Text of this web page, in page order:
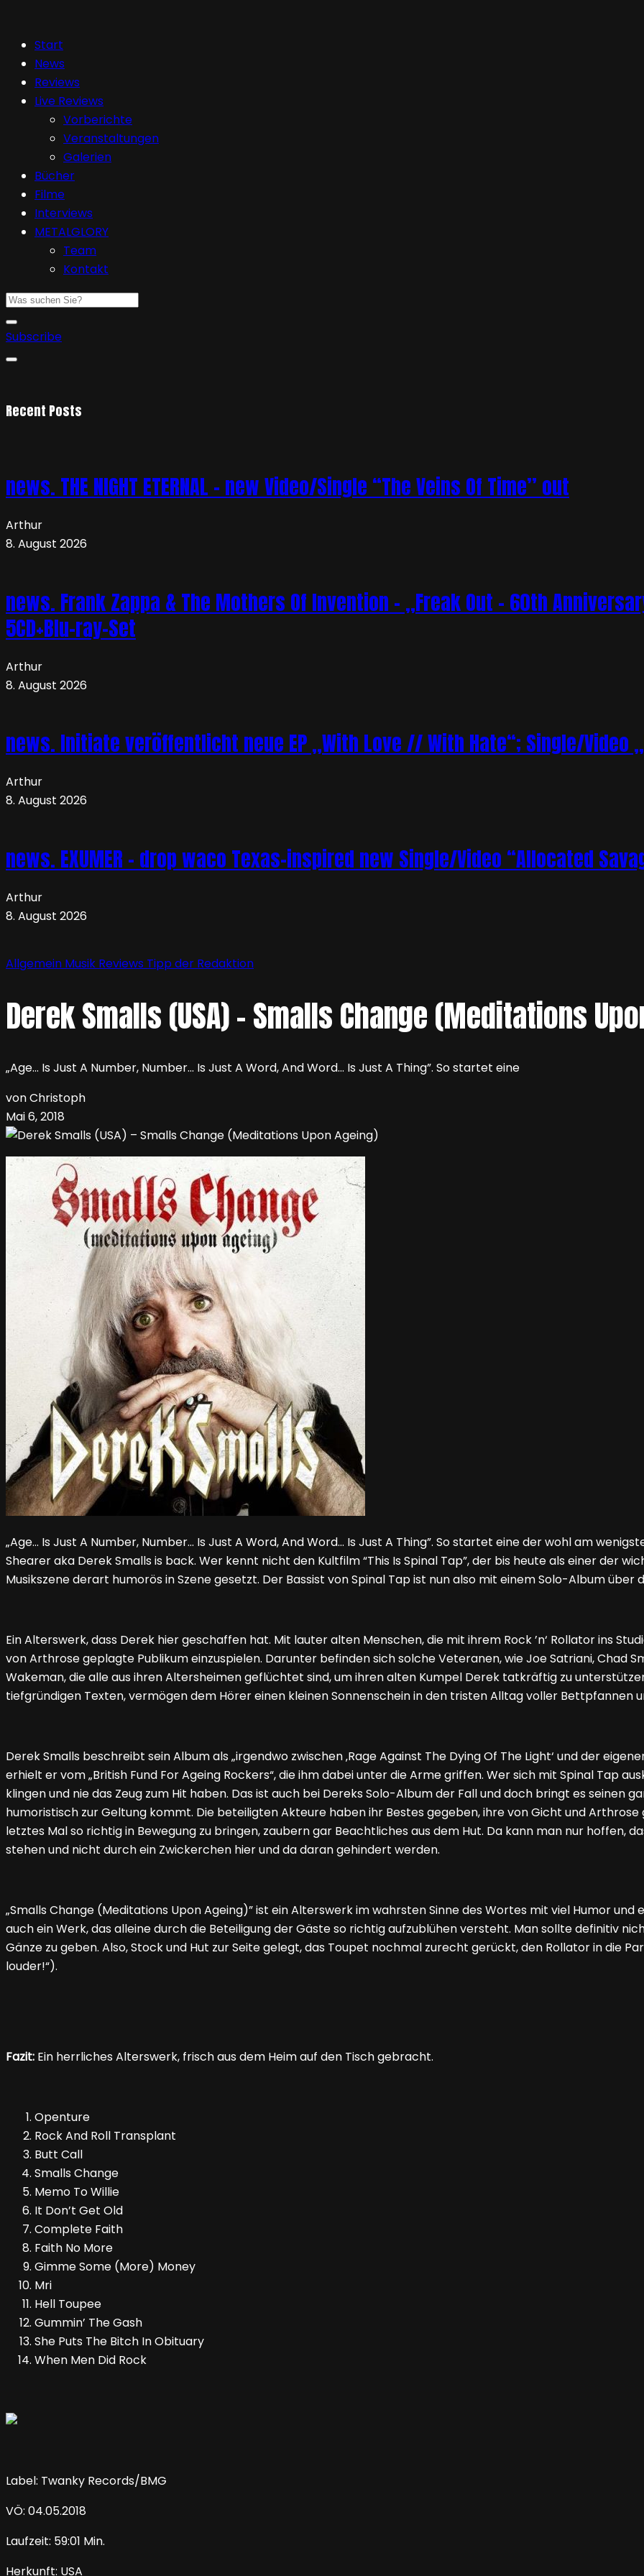
Start
News
Reviews
Live Reviews
Vorberichte
Veranstaltungen
Galerien
Bücher
Filme
Interviews
METALGLORY
Team
Kontakt
Subscribe
Recent Posts
news. THE NIGHT ETERNAL – new Video/Single “The Veins Of Time” out
Arthur
8. August 2026
news. Frank Zappa & The Mothers Of Invention – „Freak Out – 60th
5CD+Blu-ray-Set
Arthur
8. August 2026
news. Initiate veröffentlicht neue EP „With Love // With Hate“; Single/Video
Arthur
8. August 2026
news. EXUMER – drop waco Texas-inspired new Single/Video “Allocated
Arthur
8. August 2026
Allgemein Musik Reviews Tipp der Redaktion
Derek Smalls (USA) – Smalls Change (Meditations
„Age… Is Just A Number, Number… Is Just A Word, And Word… Is Just A Thing”. So startet eine
von Christoph
Mai 6, 2018
„Age… Is Just A Number, Number… Is Just A Word, And Word… Is Just A Thing”. So startet eine der wohl am
Shearer aka Derek Smalls is back. Wer kennt nicht den Kultfilm “This Is Spinal Tap”, der bis heute als einer der
Musikszene derart humorös in Szene gesetzt. Der Bassist von Spinal Tap ist nun also mit einem Solo-Album
Ein Alterswerk, dass Derek hier geschaffen hat. Mit lauter alten Menschen, die mit ihrem Rock ’n‘ Rollator ins
von Arthrose geplagte Publikum einzuspielen. Darunter befinden sich solche Veteranen, wie Joe Satriani, Chad
Wakeman, die alle aus ihren Altersheimen geflüchtet sind, um ihren alten Kumpel Derek tatkräftig zu
tiefgründigen Texten, vermögen dem Hörer einen kleinen Sonnenschein in den tristen Alltag voller Bettpfannen
Derek Smalls beschreibt sein Album als „irgendwo zwischen ‚Rage Against The Dying Of The Light‘ und der
erhielt er vom „British Fund For Ageing Rockers“, die ihm dabei unter die Arme griffen. Wer sich mit Spinal Tap
klingen und nie das Zeug zum Hit haben. Das ist auch bei Dereks Solo-Album der Fall und doch bringt es seinen
humoristisch zur Geltung kommt. Die beteiligten Akteure haben ihr Bestes gegeben, ihre von Gicht und
letztes Mal so richtig in Bewegung zu bringen, zaubern gar Beachtliches aus dem Hut. Da kann man nur hoffen,
stehen und nicht durch ein Zwickerchen hier und da daran gehindert werden.
„Smalls Change (Meditations Upon Ageing)” ist ein Alterswerk im wahrsten Sinne des Wortes mit viel Humor
auch ein Werk, das alleine durch die Beteiligung der Gäste so richtig aufzublühen versteht. Man sollte definitiv
Gänze zu geben. Also, Stock und Hut zur Seite gelegt, das Toupet nochmal zurecht gerückt, den Rollator in die
louder!“).
Fazit: Ein herrliches Alterswerk, frisch aus dem Heim auf den Tisch gebracht.
Openture
Rock And Roll Transplant
Butt Call
Smalls Change
Memo To Willie
It Don’t Get Old
Complete Faith
Faith No More
Gimme Some (More) Money
Mri
Hell Toupee
Gummin’ The Gash
She Puts The Bitch In Obituary
When Men Did Rock
Label: Twanky Records/BMG
VÖ: 04.05.2018
Laufzeit: 59:01 Min.
Herkunft: USA